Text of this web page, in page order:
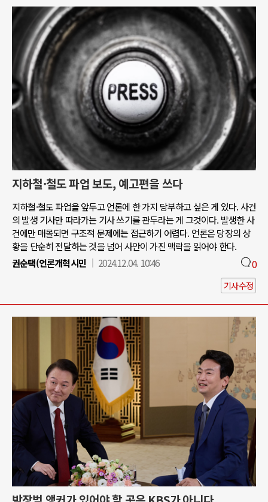
지하철·철도 파업 보도, 예고편을 쓰다
지하철·철도 파업을 앞두고 언론에 한 가지 당부하고 싶은 게 있다. 사건
의 발생 기사만 따라가는 기사 쓰기를 관두라는 게 그것이다. 발생한 사
건에만 매몰되면 구조적 문제에는 접근하기 어렵다. 언론은 당장의 상
황을 단순히 전달하는 것을 넘어 사안이 가진 맥락을 읽어야 한다.
권순택(언론개혁시민
2024.12.04. 10:46 0
기사수정